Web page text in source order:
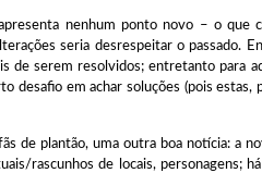
nenhum ponto novo – o que
seria desrespeitar o passado.
de serem resolvidos; entretanto para
desafio em achar soluções (pois
de plantão, uma outra boa notícia: a
rascunhos de locais, personagens;